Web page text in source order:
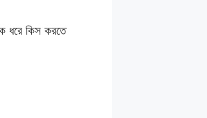
ধরে কিস করতে